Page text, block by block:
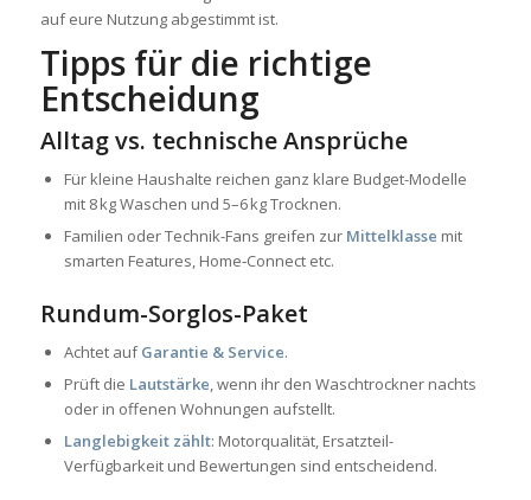
auf eure Nutzung abgestimmt ist.
Tipps für die richtige
Entscheidung
Alltag vs. technische Ansprüche
Für kleine Haushalte reichen ganz klare Budget-Modelle
mit 8 kg Waschen und 5–6 kg Trocknen.
Familien oder Technik-Fans greifen zur Mittelklasse mit
smarten Features, Home‑Connect etc.
Rundum-Sorglos-Paket
Achtet aufGarantie & Service.
Prüft die Lautstärke, wenn ihr den Waschtrockner nachts
oder in offenen Wohnungen aufstellt.
Langlebigkeit zählt: Motorqualität, Ersatzteil-
Verfügbarkeit und Bewertungen sind entscheidend.